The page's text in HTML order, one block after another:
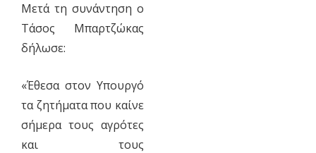
Μετά τη συνάντηση ο
Τάσος Μπαρτζώκας
δήλωσε:
«Έθεσα στον Υπουργό
τα ζητήματα που καίνε
σήμερα τους αγρότες
και τους